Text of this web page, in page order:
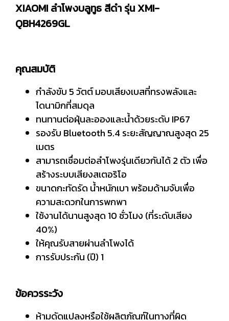
XIAOMI ลำโพงบลูทูธ สีดำ รุ่น XMI-
QBH4269GL
คุณสมบัติ
กำลังขับ 5 วัตต์ มอบเสียงเบสที่ทรงพลังและ
ไดนามิกที่สมดุล
ทนทานต่อฝุ่นละอองและน้ำด้วยระดับ IP67
รองรับ Bluetooth 5.4 ระยะสัญญาณสูงสุด 25
เมตร
สามารถเชื่อมต่อลำโพงรุ่นเดียวกันได้ 2 ตัว เพื่อ
สร้างระบบเสียงสเตอริโอ
ขนาดกะทัดรัด น้ำหนักเบา พร้อมด้ามจับเพื่อ
ความสะดวกในการพกพา
ใช้งานได้นานสูงสุด 10 ชั่วโมง (ที่ระดับเสียง
40%)
ให้คุณรับสายผ่านลำโพงได้
การรับประกัน (ปี) 1
ข้อควรระวัง
ห้ามดัดแปลงหรือใช้ผลิตภัณฑ์ในทางที่ผิด